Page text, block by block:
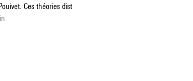
Ces théories dist